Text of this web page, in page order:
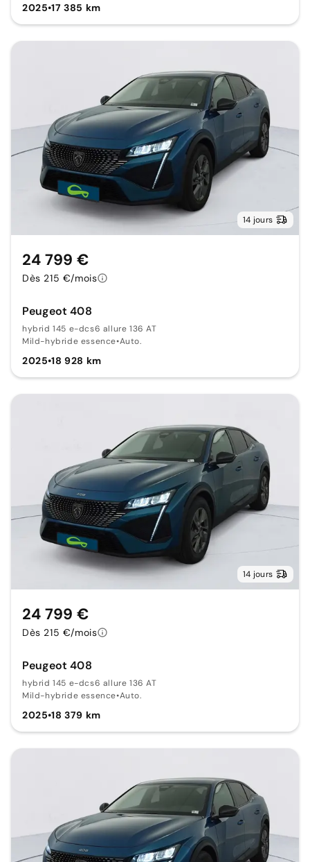
2025•17 385 km
14 jours
Peugeot 408
hybrid 145 e-dcs6 allure 136 AT
Mild-hybride essence•Auto.
2025•18 928 km
24 799 €
Dès 215 €/mois
14 jours
Peugeot 408
hybrid 145 e-dcs6 allure 136 AT
Mild-hybride essence•Auto.
2025•18 379 km
24 799 €
Dès 215 €/mois